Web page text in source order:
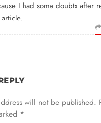
I had some doubts after
will not be published.
*